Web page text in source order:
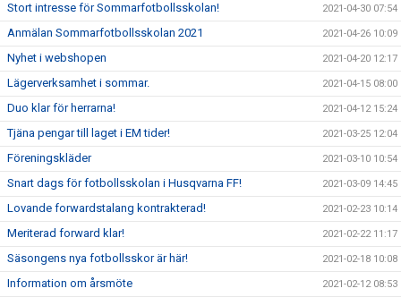
Stort intresse för Sommarfotbollsskolan! 2021-04-30 07:54
Anmälan Sommarfotbollsskolan 2021 2021-04-26 10:09
Nyhet i webshopen 2021-04-20 12:17
Lägerverksamhet i sommar. 2021-04-15 08:00
Duo klar för herrarna! 2021-04-12 15:24
Tjäna pengar till laget i EM tider! 2021-03-25 12:04
Föreningskläder 2021-03-10 10:54
Snart dags för fotbollsskolan i Husqvarna FF! 2021-03-09 14:45
Lovande forwardstalang kontrakterad! 2021-02-23 10:14
Meriterad forward klar! 2021-02-22 11:17
Säsongens nya fotbollsskor är här! 2021-02-18 10:08
Information om årsmöte 2021-02-12 08:53